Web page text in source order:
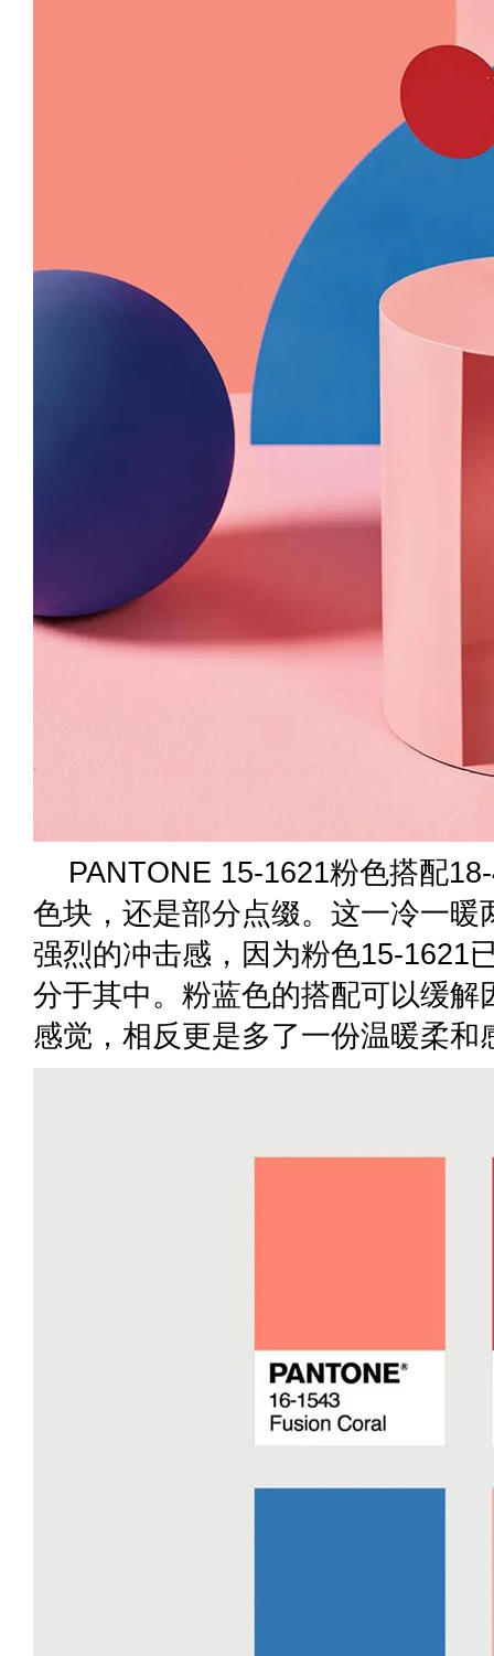
PANTONE 15-1621粉色搭配
色块，还是部分点缀。这一冷一
强烈的冲击感，因为粉色15-1621
分于其中。粉蓝色的搭配可以缓
感觉，相反更是多了一份温暖柔和